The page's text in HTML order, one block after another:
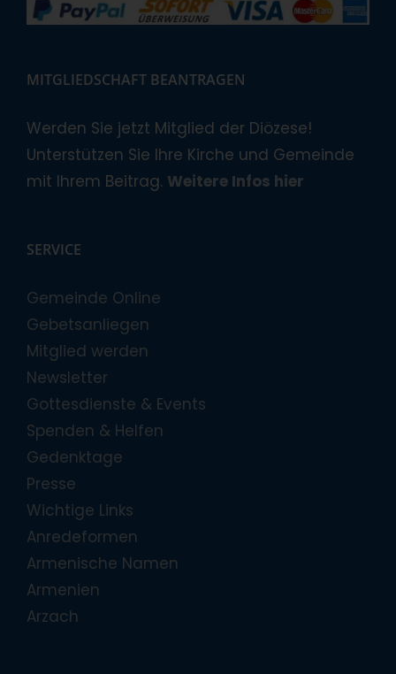
MITGLIEDSCHAFT BEANTRAGEN
Werden Sie jetzt Mitglied der Diözese!
Unterstützen Sie Ihre Kirche und Gemeinde
mit Ihrem Beitrag. Weitere Infos hier
SERVICE
Gemeinde Online
Gebetsanliegen
Mitglied werden
Newsletter
Gottesdienste & Events
Spenden & Helfen
Gedenktage
Presse
Wichtige Links
Anredeformen
Armenische Namen
Armenien
Arzach